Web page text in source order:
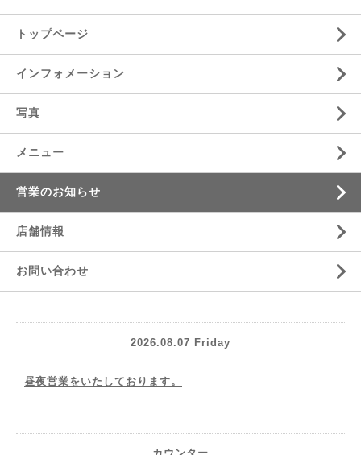
トップページ
インフォメーション
写真
メニュー
営業のお知らせ
店舗情報
お問い合わせ
2026.08.07 Friday
昼夜営業をいたしております。